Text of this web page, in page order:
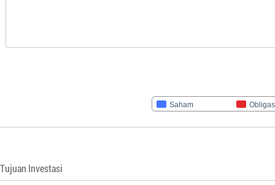
Saham
Tujuan Investasi